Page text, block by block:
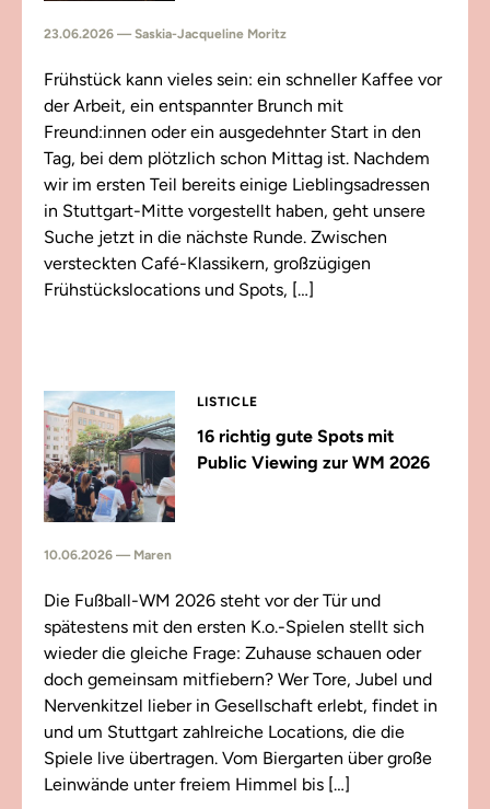
23.06.2026 — Saskia-Jacqueline Moritz
Frühstück kann vieles sein: ein schneller Kaffee vor
der Arbeit, ein entspannter Brunch mit
Freund:innen oder ein ausgedehnter Start in den
Tag, bei dem plötzlich schon Mittag ist. Nachdem
wir im ersten Teil bereits einige Lieblingsadressen
in Stuttgart-Mitte vorgestellt haben, geht unsere
Suche jetzt in die nächste Runde. Zwischen
versteckten Café-Klassikern, großzügigen
Frühstückslocations und Spots, […]
LISTICLE
16 richtig gute Spots mit
Public Viewing zur WM 2026
10.06.2026 — Maren
Die Fußball-WM 2026 steht vor der Tür und
spätestens mit den ersten K.o.-Spielen stellt sich
wieder die gleiche Frage: Zuhause schauen oder
doch gemeinsam mitfiebern? Wer Tore, Jubel und
Nervenkitzel lieber in Gesellschaft erlebt, findet in
und um Stuttgart zahlreiche Locations, die die
Spiele live übertragen. Vom Biergarten über große
Leinwände unter freiem Himmel bis […]